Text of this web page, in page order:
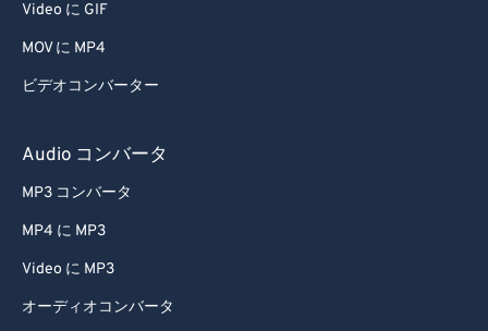
Video に GIF
MOV に MP4
ビデオコンバーター
Audio コンバータ
MP3 コンバータ
MP4 に MP3
Video に MP3
オーディオコンバータ